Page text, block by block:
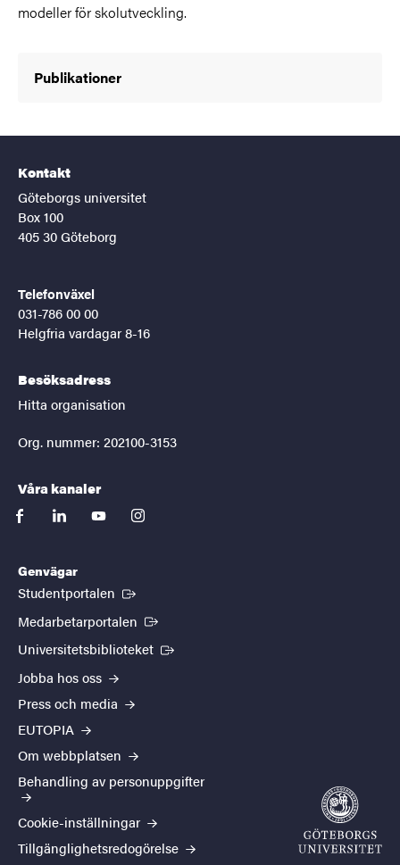
modeller för skolutveckling.
Publikationer
Kontakt
Göteborgs universitet
Box 100
405 30 Göteborg
Telefonväxel
031-786 00 00
Helgfria vardagar 8-16
Besöksadress
Hitta organisation
Org. nummer: 202100-3153
Våra kanaler
facebooklinkedinyoutubeinstagram
Genvägar
Studentportalen (Extern länk)
Medarbetarportalen (Extern länk)
Universitetsbiblioteket (Extern länk)
Jobba hos oss
Press och media
EUTOPIA
Om webbplatsen
Behandling av personuppgifter
Cookie-inställningar
Tillgänglighetsredogörelse